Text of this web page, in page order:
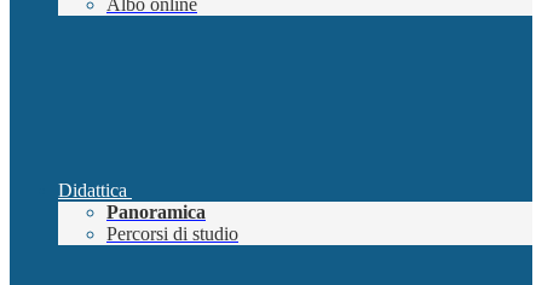
Albo online
Didattica
Panoramica
Percorsi di studio